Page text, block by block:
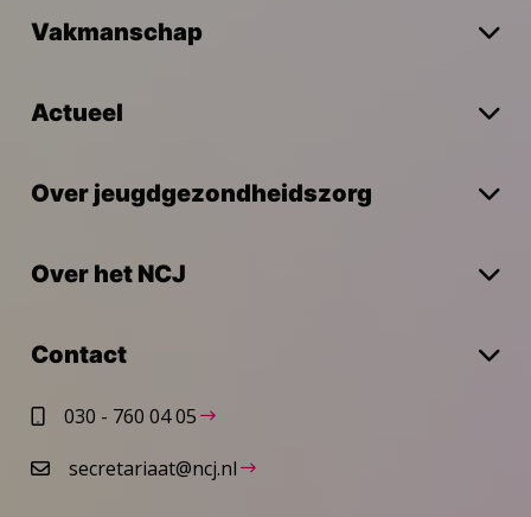
Vakmanschap
Actueel
Over jeugdgezondheidszorg
Over het NCJ
Contact
030 - 760 04 05
secretariaat@ncj.nl